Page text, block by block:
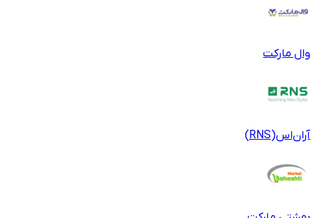
وال مارکت
آر‌ان‌اس(RNS)